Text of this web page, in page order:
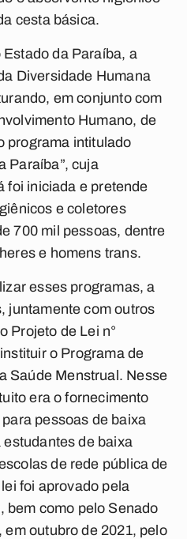
cesta básica.
da Paraíba, a
Diversidade Humana
em conjunto com
Humano, de
programa intitulado
Paraíba”, cuja
foi iniciada e pretende
e coletores
700 mil pessoas, dentre
e homens trans.
esses programas, a
juntamente com outros
Projeto de Lei n°
o Programa de
Saúde Menstrual. Nesse
era o fornecimento
pessoas de baixa
de baixa
de rede pública de
foi aprovado pela
bem como pelo Senado
outubro de 2021, pelo